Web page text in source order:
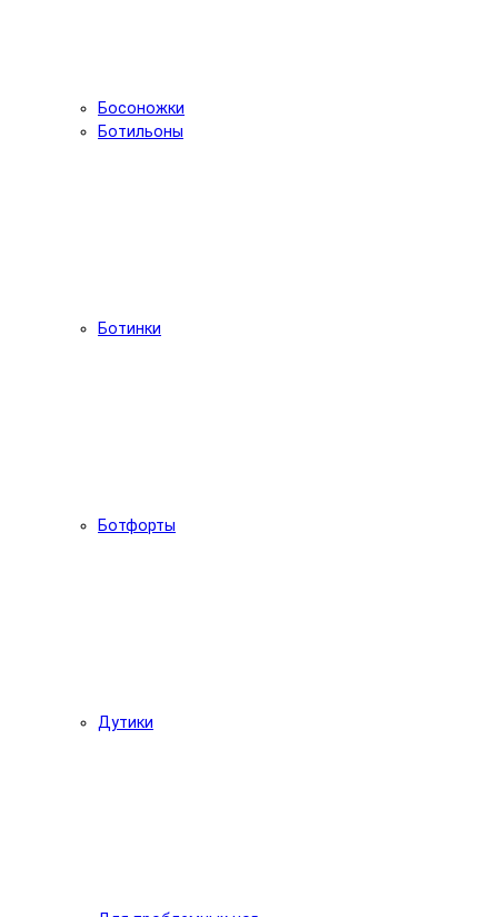
Босоножки
Ботильоны
Ботинки
Ботфорты
Дутики